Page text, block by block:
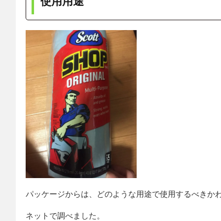
パッケージからは、どのような用途で使用するべきか
ネットで調べました。